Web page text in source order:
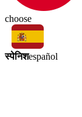
choose
स्पेनिशespañol